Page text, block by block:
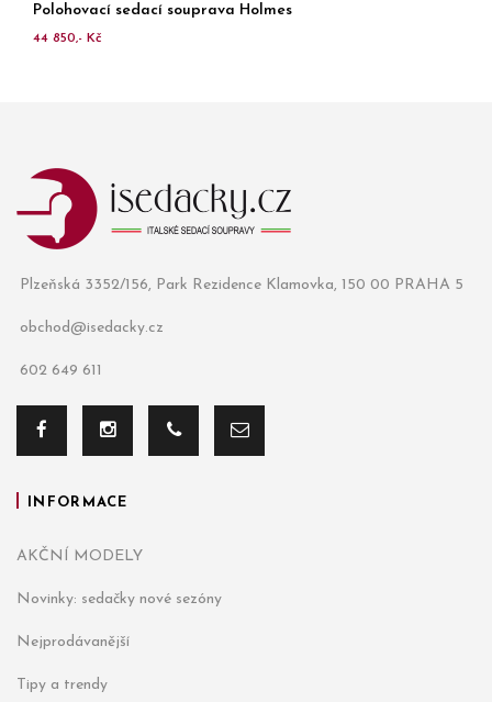
Polohovací sedací souprava Holmes
44 850,- Kč
Plzeňská 3352/156, Park Rezidence Klamovka, 150 00 PRAHA 5
obchod@isedacky.cz
602 649 611
INFORMACE
AKČNÍ MODELY
Novinky: sedačky nové sezóny
Nejprodávanější
Tipy a trendy